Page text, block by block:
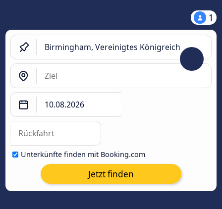
1
Unterkünfte finden mit Booking.com
Jetzt finden